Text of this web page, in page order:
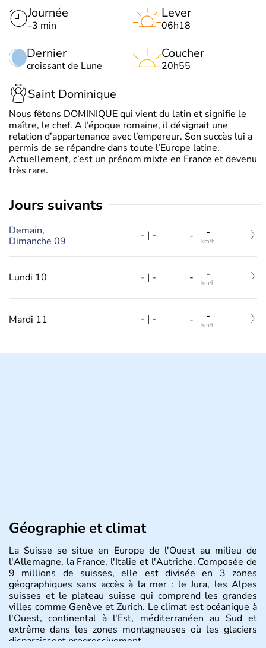
Journée
-3 min
Dernier
croissant de Lune
Lever
06h18
Coucher
20h55
Saint Dominique
Nous fêtons DOMINIQUE qui vient du latin et signifie le
maître, le chef. A l’époque romaine, il désignait une
relation d’appartenance avec l’empereur. Son succès lui a
permis de se répandre dans toute l’Europe latine.
Actuellement, c’est un prénom mixte en France et devenu
très rare.
jours suivants
Demain,
Dimanche 09
- | - - -
km/h
Lundi 10 - | - - -
km/h
Mardi 11 - | - - -
km/h
Géographie et climat
La Suisse se situe en Europe de l'Ouest au milieu de
l'Allemagne, la France, l'Italie et l'Autriche. Composée de
9 millions de suisses, elle est divisée en 3 zones
géographiques sans accès à la mer : le Jura, les Alpes
suisses et le plateau suisse qui comprend les grandes
villes comme Genève et Zurich. Le climat est océanique à
l'Ouest, continental à l'Est, méditerranéen au Sud et
extrême dans les zones montagneuses où les glaciers
disparaissent progressivement.